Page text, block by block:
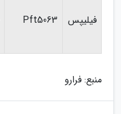
فیلیپس Pft5063
منبع: فرارو